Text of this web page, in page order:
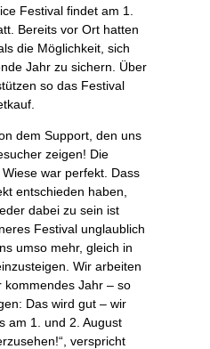
Festival findet am 1.
Bereits vor Ort hatten
die Möglichkeit, sich
Jahr zu sichern. Über
so das Festival
dem Support, den uns
zeigen! Die
war perfekt. Dass
entschieden haben,
dabei zu sein ist
Festival unglaublich
umso mehr, gleich in
Wir arbeiten
kommendes Jahr – so
Das wird gut – wir
am 1. und 2. August
verspricht